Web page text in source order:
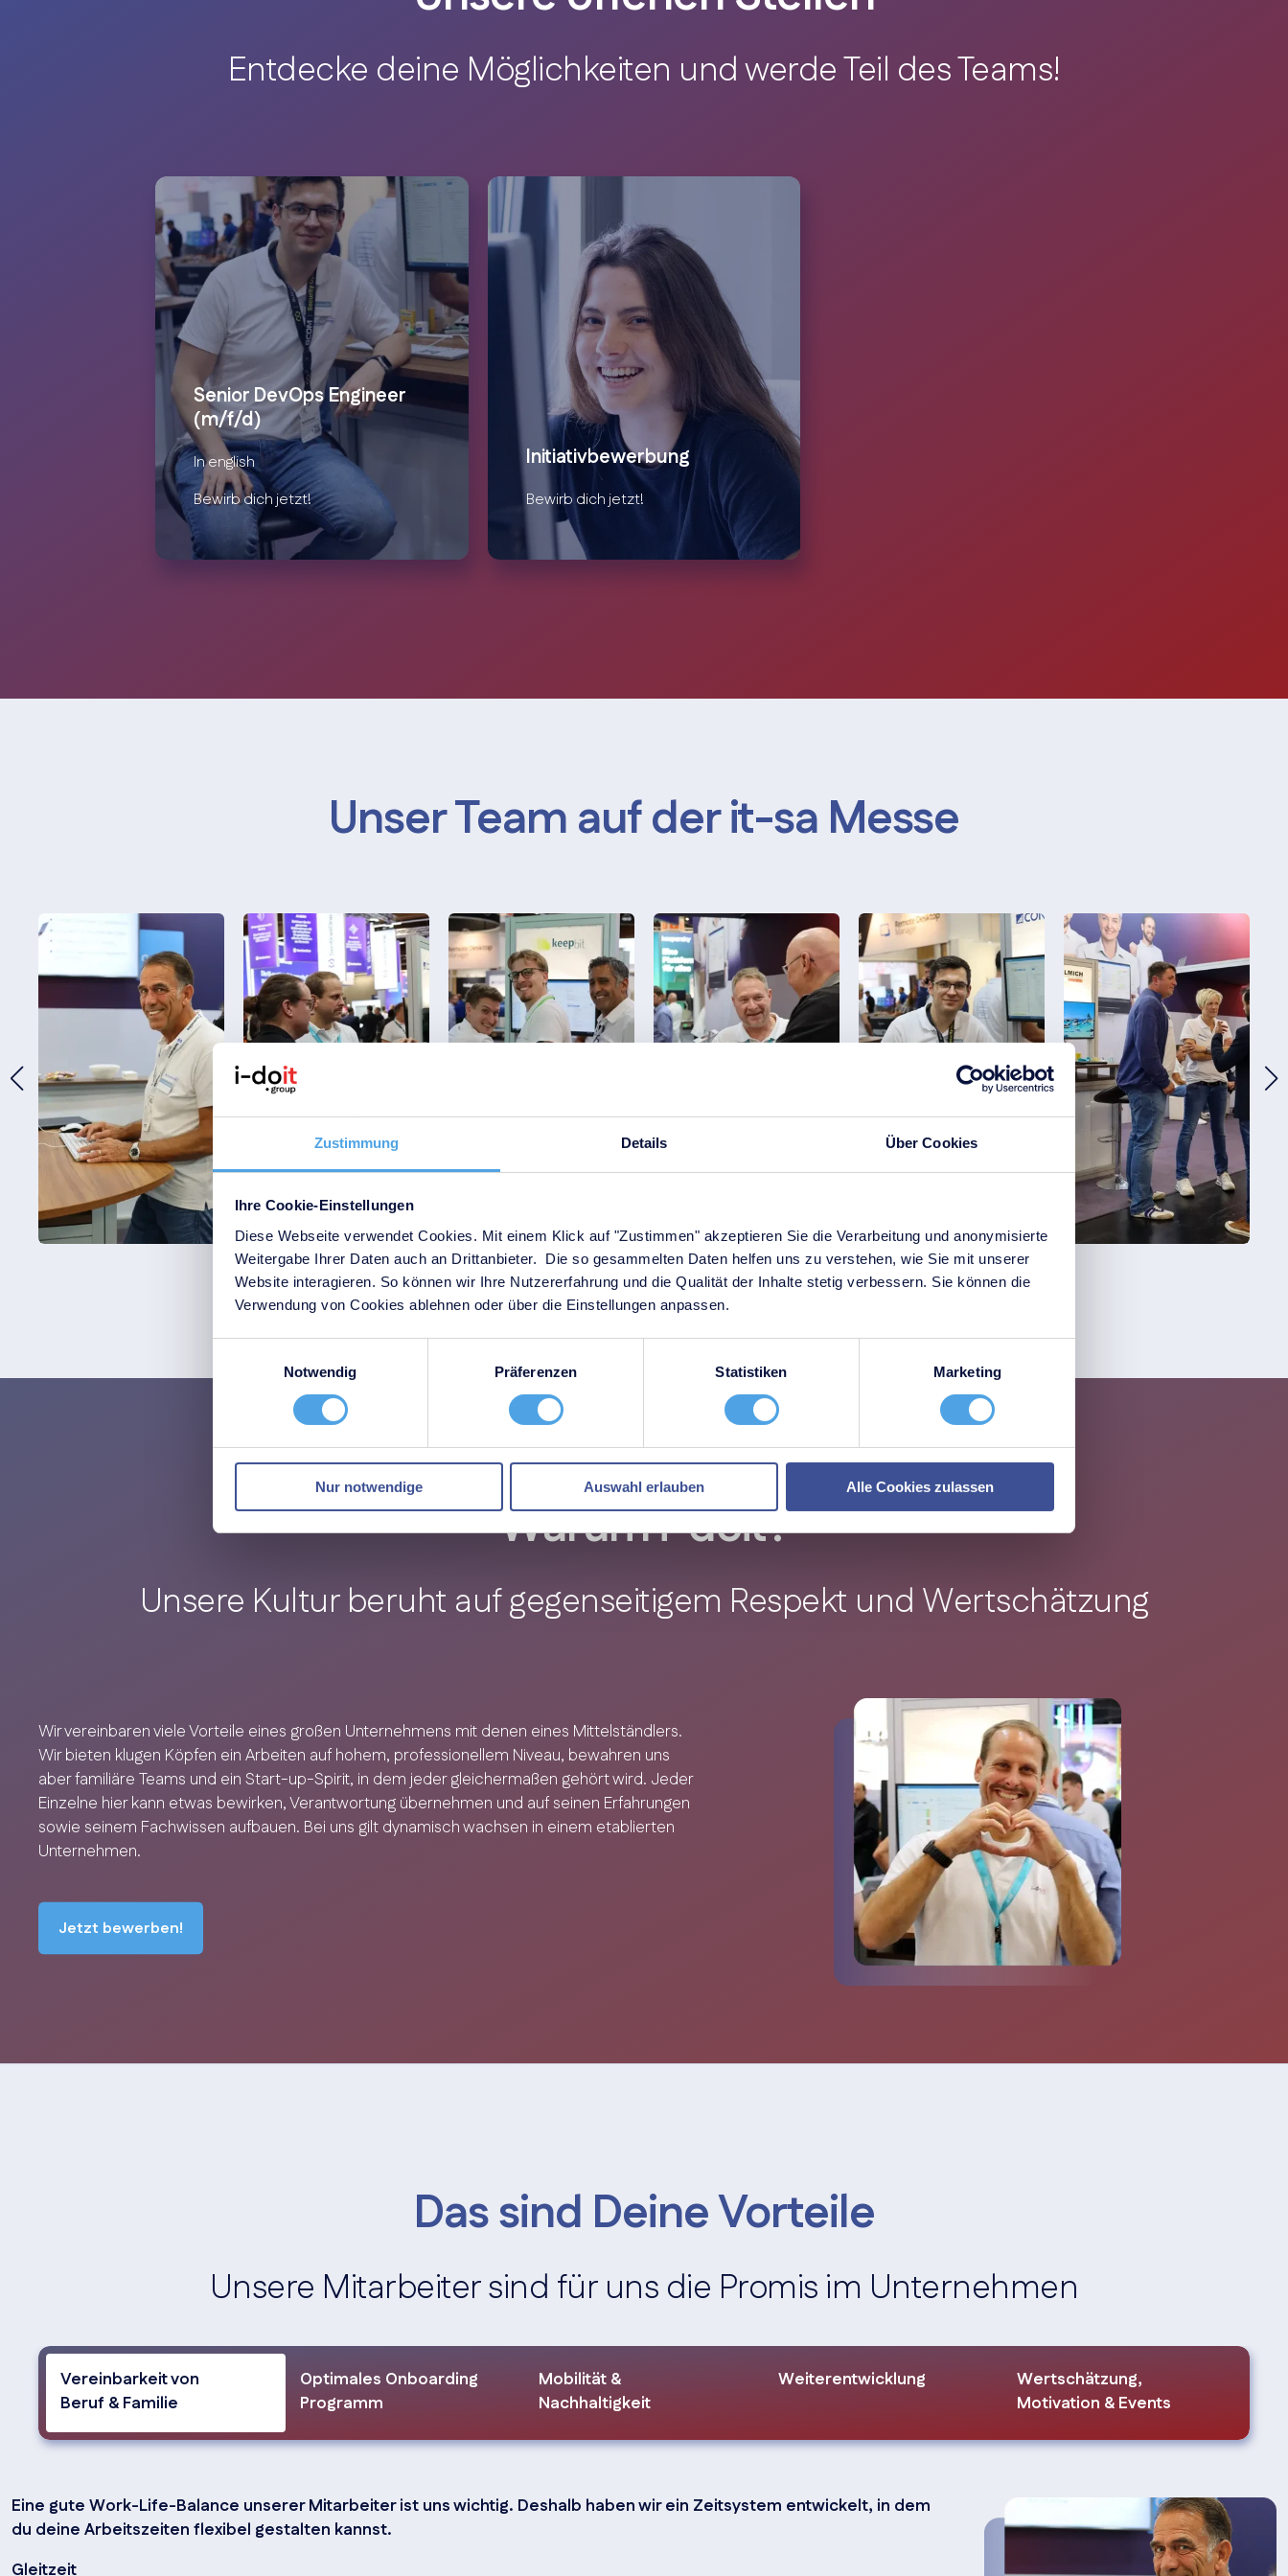
Zustimmung Details Über Cookies
Ihre Cookie-Einstellungen
Diese Webseite verwendet Cookies. Mit einem Klick auf "Zustimmen" akzeptieren Sie die Verarbeitung und anonymisierte
Weitergabe Ihrer Daten auch an Drittanbieter. Die so gesammelten Daten helfen uns zu verstehen, wie Sie mit unserer
Website interagieren. So können wir Ihre Nutzererfahrung und die Qualität der Inhalte stetig verbessern. Sie können die
Verwendung von Cookies ablehnen oder über die Einstellungen anpassen.
Notwendig
Präferenzen Statistiken Marketing
Nur notwendige Auswahl erlauben Alle Cookies zulassen
Entdecke deine Möglichkeiten und werde Teil des Teams!
Senior DevOps Engineer
(m/f/d)
In english
Bewirb dich jetzt!
Initiativbewerbung
Bewirb dich jetzt!
Unser Team auf der it-sa Messe
Warum i-doit?
Unsere Kultur beruht auf gegenseitigem Respekt und Wertschätzung
Wir vereinbaren viele Vorteile eines großen Unternehmens mit denen eines Mittelständlers.
Wir bieten klugen Köpfen ein Arbeiten auf hohem, professionellem Niveau, bewahren uns
aber familiäre Teams und ein Start-up-Spirit, in dem jeder gleichermaßen gehört wird. Jeder
Einzelne hier kann etwas bewirken, Verantwortung übernehmen und auf seinen Erfahrungen
sowie seinem Fachwissen aufbauen. Bei uns gilt dynamisch wachsen in einem etablierten
Unternehmen.
Jetzt bewerben!
Das sind Deine Vorteile
Unsere Mitarbeiter sind für uns die Promis im Unternehmen
Vereinbarkeit von
Beruf & Familie
Optimales Onboarding
Programm
Mobilität &
Nachhaltigkeit
Weiterentwicklung
Wertschätzung,
Motivation & Events
Eine gute Work-Life-Balance unserer Mitarbeiter ist uns wichtig. Deshalb haben wir ein Zeitsystem entwickelt, in dem
du deine Arbeitszeiten flexibel gestalten kannst.
Gleitzeit